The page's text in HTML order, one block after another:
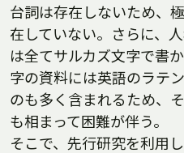
台詞は存在しないため、
在していない。さらに、
は全てサルカズ文字で書
字の資料には英語のラテ
のも多く含まれるため、
も相まって困難が伴う。
そこで、先行研究を利用